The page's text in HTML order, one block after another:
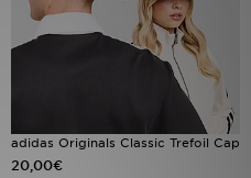
adidas Originals Classic Trefoil Cap
20,00€